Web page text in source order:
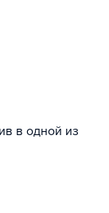
в одной из